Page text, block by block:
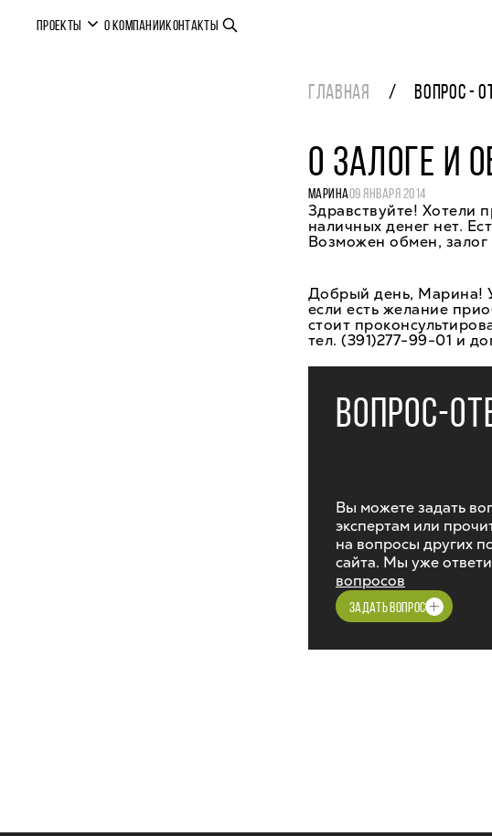
ПРОЕКТЫ О КОМПАНИИКОНТАКТЫ
ГЛАВНАЯ ВОПРОС -
О ЗАЛОГЕ И
МАРИНА09 ЯНВАРЯ 2014
Здравствуйте! Хотели
наличных денег нет.
Возможен обмен,
Добрый день, Марина!
если есть желание
стоит
тел. (391)277-99-01 и
ВОПРОС-
Вы можете задать
экспертам или
на вопросы других
сайта. Мы уже
вопросов
ЗАДАТЬ ВОПРОС